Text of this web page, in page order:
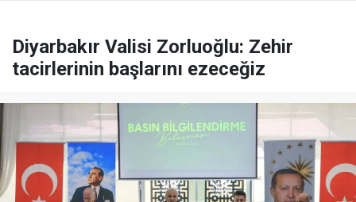
Diyarbakır Valisi Zorluoğlu: Zehir
tacirlerinin başlarını ezeceğiz